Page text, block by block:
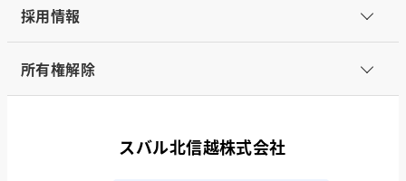
採用情報
所有権解除
スバル北信越株式会社